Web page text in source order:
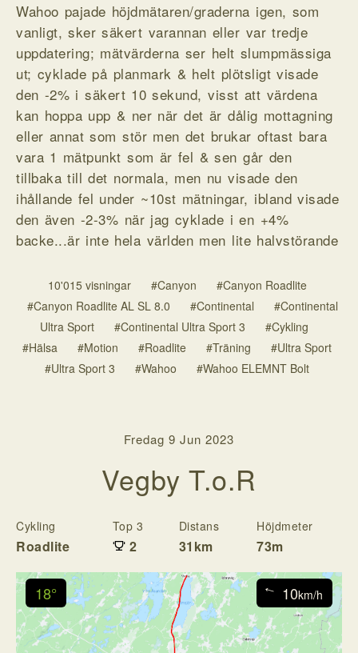
Wahoo pajade höjdmätaren/graderna igen, som
vanligt, sker säkert varannan eller var tredje
uppdatering; mätvärderna ser helt slumpmässiga
ut; cyklade på planmark & helt plötsligt visade
den -2% i säkert 10 sekund, visst att värdena
kan hoppa upp & ner när det är dålig mottagning
eller annat som stör men det brukar oftast bara
vara 1 mätpunkt som är fel & sen går den
tillbaka till det normala, men nu visade den
ihållande fel under ~10st mätningar, ibland visade
den även -2-3% när jag cyklade i en +4%
backe...är inte hela världen men lite halvstörande
10'015 visningar #Canyon
#Canyon Roadlite
#Canyon Roadlite AL SL 8.0
#Continental
#Continental
Ultra Sport
#Continental Ultra Sport 3
#Cykling
#Hälsa
#Motion #Roadlite #Träning
#Ultra Sport
#Ultra Sport 3
#Wahoo #Wahoo ELEMNT Bolt
Fredag 9 Jun 2023
Vegby T.o.R
Cykling
Roadlite
Top 3
2
Distans
31km
Höjdmeter
73m
18° 10km/h
↓